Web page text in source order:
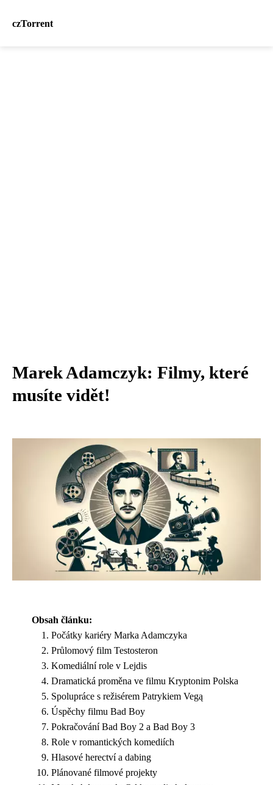
czTorrent
Marek Adamczyk: Filmy, které
musíte vidět!
Obsah článku:
Počátky kariéry Marka Adamczyka
Průlomový film Testosteron
Komediální role v Lejdis
Dramatická proměna ve filmu Kryptonim Polska
Spolupráce s režisérem Patrykiem Vegą
Úspěchy filmu Bad Boy
Pokračování Bad Boy 2 a Bad Boy 3
Role v romantických komediích
Hlasové herectví a dabing
Plánované filmové projekty